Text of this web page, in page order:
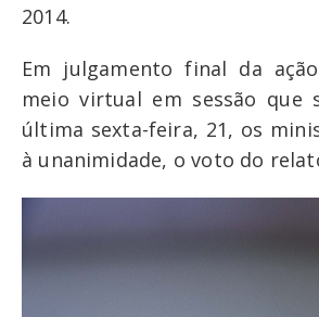
2014.
Em julgamento final da
meio virtual em sessão que
última sexta-feira, 21, os
à unanimidade, o voto do